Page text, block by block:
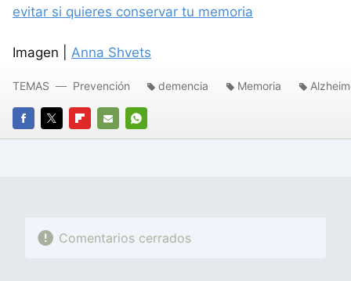
evitar si quieres conservar tu memoria
Imagen | Anna Shvets
FACEBOOK
TWITTERFLIPBOARD
E-
WHATSAPP
TEMAS Prevención demencia Memoria
Comentarios cerrados